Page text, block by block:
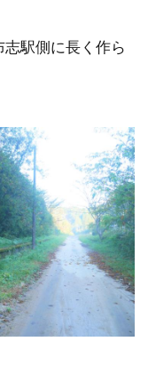
駅側に長く作ら